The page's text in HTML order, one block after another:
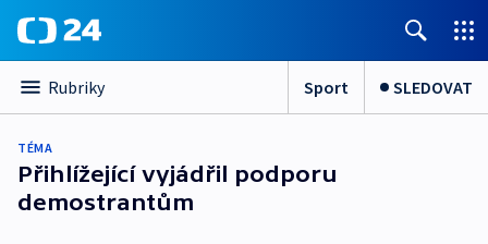
Rubriky Sport SLEDOVAT
TÉMA
Přihlížející vyjádřil podporu
demostrantům